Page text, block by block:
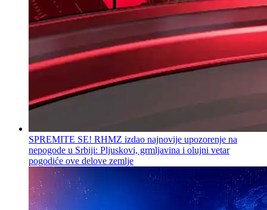
SPREMITE SE! RHMZ izdao najnovije upozorenje na
nepogode u Srbiji: Pljuskovi, grmljavina i olujni vetar
pogodiće ove delove zemlje